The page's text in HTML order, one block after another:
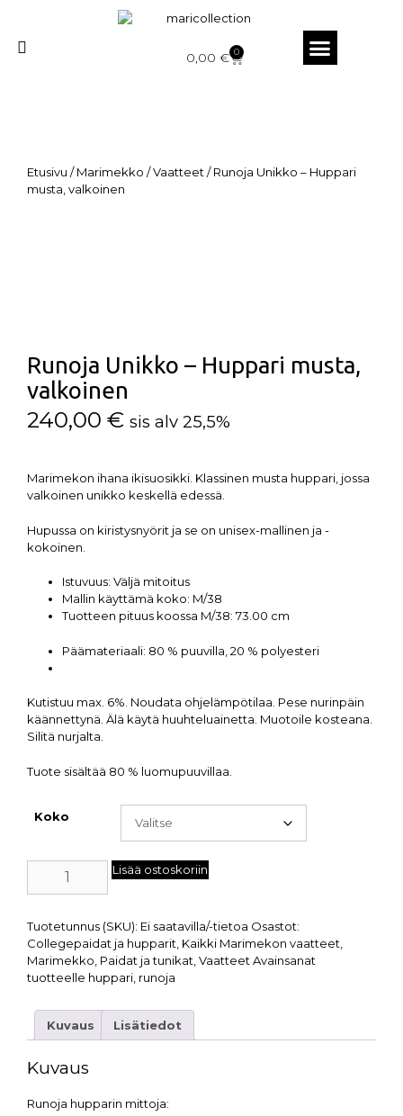
0,00 € 0
Etusivu /Marimekko /Vaatteet / Runoja Unikko – Huppari
musta, valkoinen
Runoja Unikko – Huppari musta,
valkoinen
240,00 € sis alv 25,5%
Marimekon ihana ikisuosikki. Klassinen musta huppari, jossa
valkoinen unikko keskellä edessä.
Hupussa on kiristysnyörit ja se on unisex-mallinen ja -
kokoinen.
Istuvuus: Väljä mitoitus
Mallin käyttämä koko: M/38
Tuotteen pituus koossa M/38: 73.00 cm
Päämateriaali: 80 % puuvilla, 20 % polyesteri
Kutistuu max. 6%. Noudata ohjelämpötilaa. Pese nurinpäin
käännettynä. Älä käytä huuhteluainetta. Muotoile kosteana.
Silitä nurjalta.
Tuote sisältää 80 % luomupuuvillaa.
Koko
Lisää ostoskoriin
Tuotetunnus (SKU): Ei saatavilla/-tietoa Osastot:
Collegepaidat ja hupparit Kaikki Marimekon vaatteet
Marimekko Paidat ja tunikat Vaatteet Avainsanat
tuotteelle huppari runoja
Kuvaus Lisätiedot
Kuvaus
Runoja hupparin mittoja: